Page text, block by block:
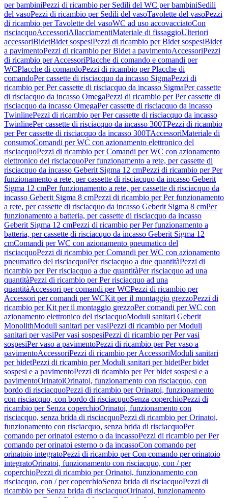
per bambiniPezzi di ricambio per Sedili del WC per bambiniSedili
del vasoPezzi di ricambio per Sedili del vasoTavolette del vasoPezzi
di ricambio per Tavolette del vasoWC ad uso accovacciatoCon
risciacquoAccessoriAllacciamentiMateriale di fissaggioUlteriori
accessoriBidetBidet sospesiPezzi di ricambio per Bidet sospesiBidet
a pavimentoPezzi di ricambio per Bidet a pavimentoAccessoriPezzi
di ricambio per AccessoriPlacche di comando e comandi per
WCPlacche di comandoPezzi di ricambio per Placche di
comandoPer cassette di risciacquo da incasso SigmaPezzi di
ricambio per Per cassette di risciacquo da incasso SigmaPer cassette
di risciacquo da incasso OmegaPezzi di ricambio per Per cassette di
risciacquo da incasso OmegaPer cassette di risciacquo da incasso
TwinlinePezzi di ricambio per Per cassette di risciacquo da incasso
TwinlinePer cassette di risciacquo da incasso 300TPezzi di ricambio
per Per cassette di risciacquo da incasso 300TAccessoriMateriale di
consumoComandi per WC con azionamento elettronico del
risciacquoPezzi di ricambio per Comandi per WC con azionamento
elettronico del risciacquoPer funzionamento a rete, per cassette di
risciacquo da incasso Geberit Sigma 12 cmPezzi di ricambio per Per
funzionamento a rete, per cassette di risciacquo da incasso Geberit
Sigma 12 cmPer funzionamento a rete, per cassette di risciacquo da
incasso Geberit Sigma 8 cmPezzi di ricambio per Per funzionamento
a rete, per cassette di risciacquo da incasso Geberit Sigma 8 cmPer
funzionamento a batteria, per cassette di risciacquo da incasso
Geberit Sigma 12 cmPezzi di ricambio per Per funzionamento a
batteria, per cassette di risciacquo da incasso Geberit Sigma 12
cmComandi per WC con azionamento pneumatico del
risciacquoPezzi di ricambio per Comandi per WC con azionamento
pneumatico del risciacquoPer risciacquo a due quantitàPezzi di
ricambio per Per risciacquo a due quantitàPer risciacquo ad una
quantitàPezzi di ricambio per Per risciacquo ad una
quantitàAccessori per comandi per WCPezzi di ricambio per
Accessori per comandi per WCKit per il montaggio grezzoPezzi di
ricambio per Kit per il montaggio grezzoPer comandi per WC con
azionamento elettronico del risciacquoModuli sanitari Geberit
MonolithModuli sanitari per vasiPezzi di ricambio per Moduli
sanitari per vasiPer vasi sospesiPezzi di ricambio per Per vasi
sospesiPer vaso a pavimentoPezzi di ricambio per Per vaso a
pavimentoAccessoriPezzi di ricambio per AccessoriModuli sanitari
per bidetPezzi di ricambio per Moduli sanitari per bidetPer bidet
sospesi e a pavimentoPezzi di ricambio per Per bidet sospesi e a
pavimentoOrinatoiOrinatoi, funzionamento con risciacquo, con
bordo di risciacquoPezzi di ricambio per Orinatoi, funzionamento
con risciacquo, con bordo di risciacquoSenza coperchioPezzi di
ricambio per Senza coperchioOrinatoi, funzionamento con
risciacquo, senza brida di risciacquoPezzi di ricambio per Orinatoi,
funzionamento con risciacquo, senza brida di risciacquoPer
comando per orinatoi esterno o da incassoPezzi di ricambio per Per
comando per orinatoi esterno o da incassoCon comando per
orinatoio integratoPezzi di ricambio per Con comando per orinatoio
integratoOrinatoi, funzionamento con risciacquo, con / per
coperchioPezzi di ricambio per Orinatoi, funzionamento con
risciacquo, con / per coperchioSenza brida di risciacquoPezzi di
ricambio per Senza brida di risciacquoOrinatoi, funzionamento